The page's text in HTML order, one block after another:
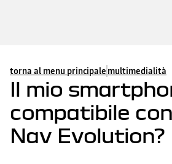
torna al menu principale multimedialità
Il mio
compatibile
Nav Evolution?